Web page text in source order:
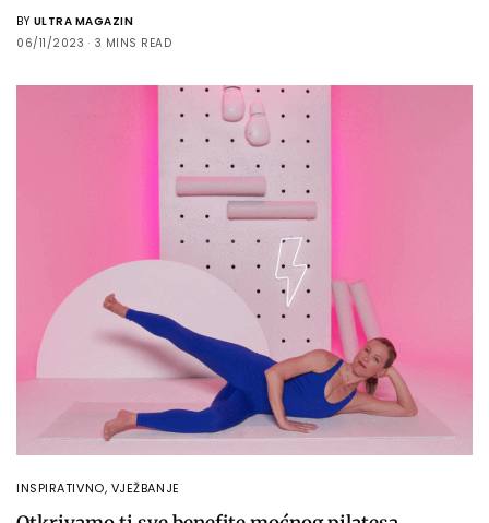
BY ULTRA MAGAZIN
06/11/2023
3 MINS READ
INSPIRATIVNO, VJEŽBANJE